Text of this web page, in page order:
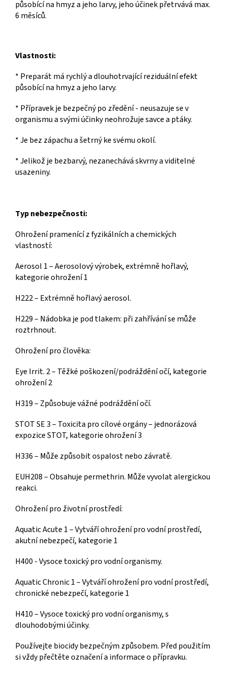
působící na hmyz a jeho larvy, jeho účinek přetrvává max.
6 měsíců.
Vlastnosti:
* Preparát má rychlý a dlouhotrvající reziduální efekt
působící na hmyz a jeho larvy.
* Přípravek je bezpečný po zředění - neusazuje se v
organismu a svými účinky neohrožuje savce a ptáky.
* Je bez zápachu a šetrný ke svému okolí.
* Jelikož je bezbarvý, nezanechává skvrny a viditelné
usazeniny.
Typ nebezpečnosti:
Ohrožení pramenící z fyzikálních a chemických
vlastností:
Aerosol 1 – Aerosolový výrobek, extrémně hořlavý,
kategorie ohrožení 1
H222 – Extrémně hořlavý aerosol.
H229 – Nádobka je pod tlakem: při zahřívání se může
roztrhnout.
Ohrožení pro člověka:
Eye Irrit. 2 – Těžké poškození/podráždění očí, kategorie
ohrožení 2
H319 – Způsobuje vážné podráždění očí.
STOT SE 3 – Toxicita pro cílové orgány – jednorázová
expozice STOT, kategorie ohrožení 3
H336 – Může způsobit ospalost nebo závratě.
EUH208 – Obsahuje permethrin. Může vyvolat alergickou
reakci.
Ohrožení pro životní prostředí:
Aquatic Acute 1 – Vytváří ohrožení pro vodní prostředí,
akutní nebezpečí, kategorie 1
H400 - Vysoce toxický pro vodní organismy.
Aquatic Chronic 1 – Vytváří ohrožení pro vodní prostředí,
chronické nebezpečí, kategorie 1
H410 – Vysoce toxický pro vodní organismy, s
dlouhodobými účinky.
Používejte biocidy bezpečným způsobem. Před použitím
si vždy přečtěte označení a informace o přípravku.